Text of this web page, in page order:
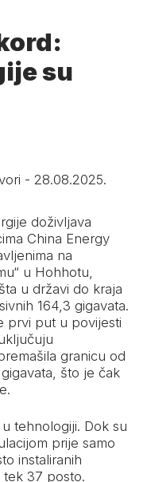
su
-28.08.2025.
doživljava
China Energy
na
u Hohhotu,
udržavi do kraja
164,3 gigavata.
prvi put u povijesti
granicu od
što je čak
tehnologiji. Dok su
prije samo
instaliranih
tek 37 posto.